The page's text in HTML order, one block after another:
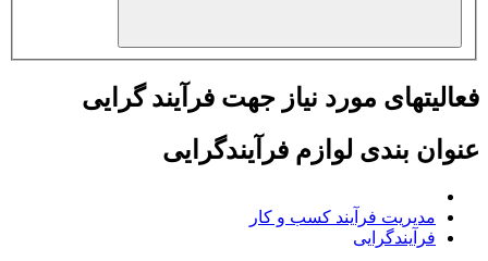
فعالیتهای مورد نیاز جهت فرآیند گرایی
عنوان بندی لوازم فرآيندگرایی
مدیریت فرآیند کسب و کار
فرآیندگرایی